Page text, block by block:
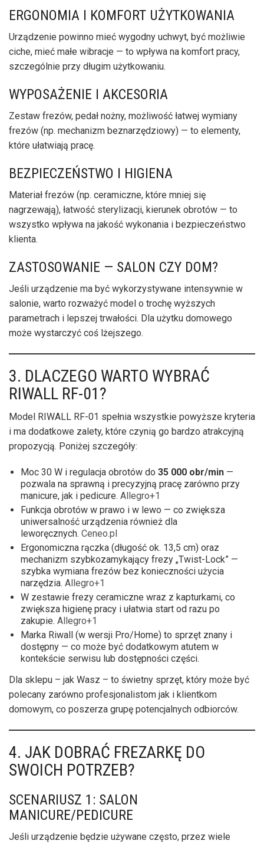
ERGONOMIA I KOMFORT UŻYTKOWANIA
Urządzenie powinno mieć wygodny uchwyt, być możliwie
ciche, mieć małe wibracje — to wpływa na komfort pracy,
szczególnie przy długim użytkowaniu.
WYPOSAŻENIE I AKCESORIA
Zestaw frezów, pedał nożny, możliwość łatwej wymiany
frezów (np. mechanizm beznarzędziowy) — to elementy,
które ułatwiają pracę.
BEZPIECZEŃSTWO I HIGIENA
Materiał frezów (np. ceramiczne, które mniej się
nagrzewają), łatwość sterylizacji, kierunek obrotów — to
wszystko wpływa na jakość wykonania i bezpieczeństwo
klienta.
ZASTOSOWANIE — SALON CZY DOM?
Jeśli urządzenie ma być wykorzystywane intensywnie w
salonie, warto rozważyć model o trochę wyższych
parametrach i lepszej trwałości. Dla użytku domowego
może wystarczyć coś lżejszego.
3. DLACZEGO WARTO WYBRAĆ
RIWALL RF-01?
Model RIWALL RF-01 spełnia wszystkie powyższe kryteria
i ma dodatkowe zalety, które czynią go bardzo atrakcyjną
propozycją. Poniżej szczegóły:
Moc 30 W i regulacja obrotów do 35 000 obr/min —
pozwala na sprawną i precyzyjną pracę zarówno przy
manicure, jak i pedicure. Allegro+1
Funkcja obrotów w prawo i w lewo — co zwiększa
uniwersalność urządzenia również dla
leworęcznych. Ceneo.pl
Ergonomiczna rączka (długość ok. 13,5 cm) oraz
mechanizm szybkozamykający frezy „Twist-Lock” —
szybka wymiana frezów bez konieczności użycia
narzędzia. Allegro+1
W zestawie frezy ceramiczne wraz z kapturkami, co
zwiększa higienę pracy i ułatwia start od razu po
zakupie. Allegro+1
Marka Riwall (w wersji Pro/Home) to sprzęt znany i
dostępny — co może być dodatkowym atutem w
kontekście serwisu lub dostępności części.
Dla sklepu – jak Wasz – to świetny sprzęt, który może być
polecany zarówno profesjonalistom jak i klientkom
domowym, co poszerza grupę potencjalnych odbiorców.
4. JAK DOBRAĆ FREZARKĘ DO
SWOICH POTRZEB?
SCENARIUSZ 1: SALON
MANICURE/PEDICURE
Jeśli urządzenie będzie używane często, przez wiele